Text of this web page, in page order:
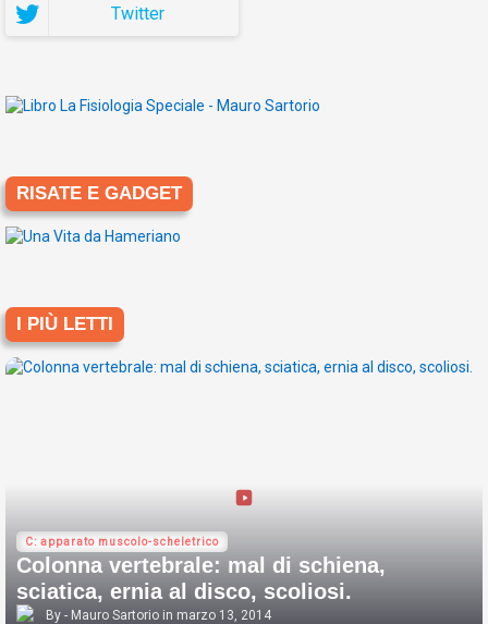
Twitter
RISATE E GADGET
I PIÙ LETTI
C: apparato muscolo-scheletrico
Colonna vertebrale: mal di schiena,
sciatica, ernia al disco, scoliosi.
Mauro Sartorio marzo 13, 2014